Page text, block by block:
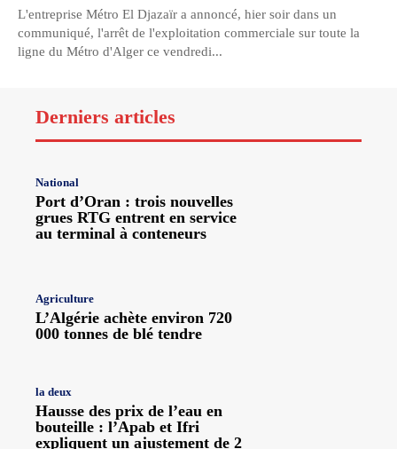
L'entreprise Métro El Djazaïr a annoncé, hier soir dans un
communiqué, l'arrêt de l'exploitation commerciale sur toute la
ligne du Métro d'Alger ce vendredi...
Derniers articles
National
Port d’Oran : trois nouvelles
grues RTG entrent en service
au terminal à conteneurs
Agriculture
L’Algérie achète environ 720
000 tonnes de blé tendre
la deux
Hausse des prix de l’eau en
bouteille : l’Apab et Ifri
expliquent un ajustement de 2